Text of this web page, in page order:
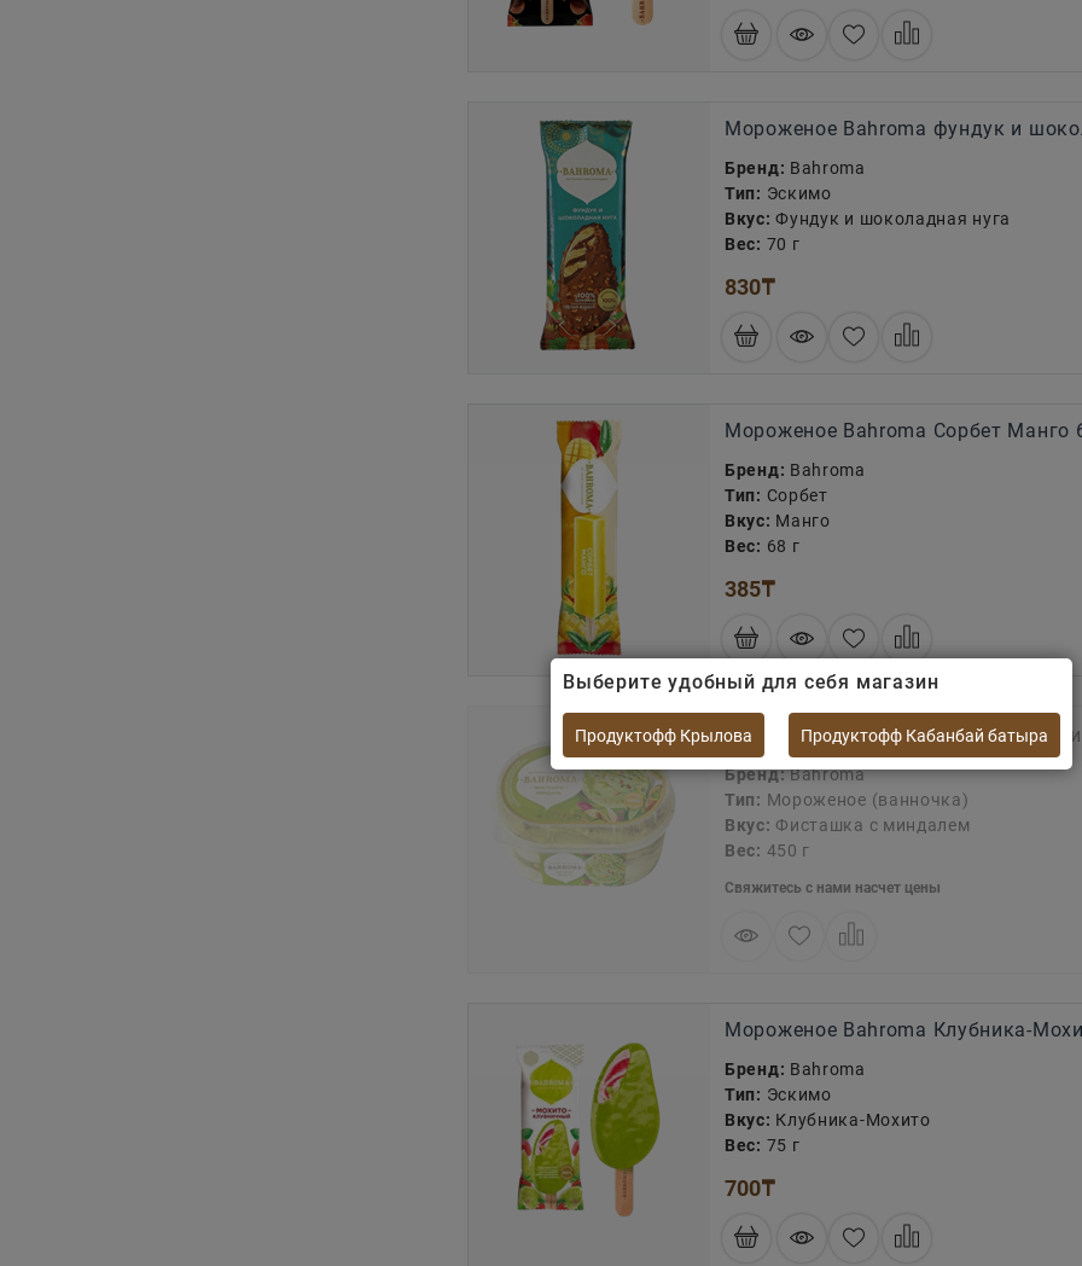
Мороженое Bahroma фундук и
Бренд: Bahroma
Тип: Эскимо
Вкус: Фундук и шоколадная нуга
Вес: 70 г
830₸
Мороженое Bahroma Сорбет Манго
Бренд: Bahroma
Тип: Сорбет
Вкус: Манго
Вес: 68 г
385₸
Мороженое Bahroma Фисташка с
Бренд:Bahroma
Тип: Мороженое (ванночка)
Вкус: Фисташка с миндалем
Вес: 450 г
Свяжитесь с нами насчет цены
Мороженое Bahroma Клубника-
Бренд: Bahroma
Тип: Эскимо
Вкус: Клубника-Мохито
Вес: 75 г
700₸
Выберите удобный для себя магазин
Продуктофф Крылова Продуктофф Кабанбай батыра